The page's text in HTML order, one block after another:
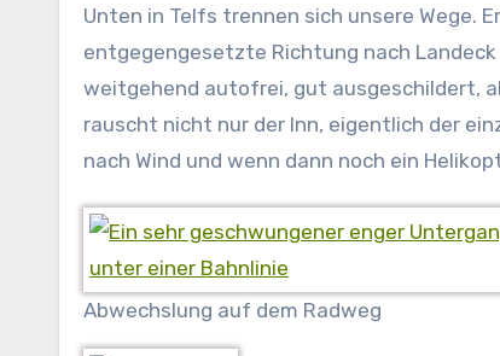
Unten in Telfs trennen sich unsere Wege.
entgegengesetzte Richtung nach
weitgehend autofrei, gut ausgeschildert,
rauscht nicht nur der Inn, eigentlich der
nach Wind und wenn dann noch ein
Abwechslung auf dem Radweg